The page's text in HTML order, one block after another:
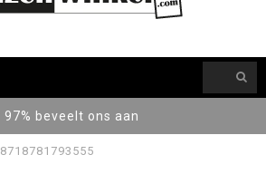
97% beveelt ons aan
8718781793555